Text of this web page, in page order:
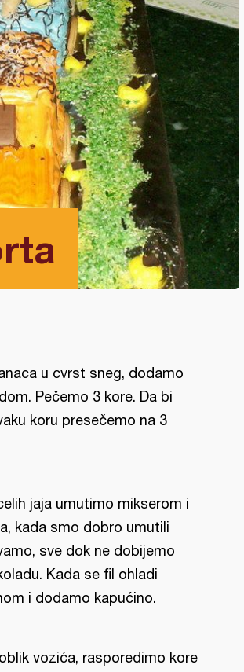
u cvrst sneg, dodamo
Pečemo 3 kore. Da bi
koru presečemo na 3
jaja umutimo mikserom i
kada smo dobro umutili
sve dok ne dobijemo
Kada se fil ohladi
i dodamo kapućino.
vozića, rasporedimo kore